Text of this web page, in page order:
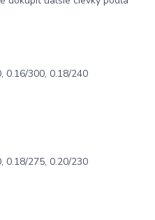
0.16/300, 0.18/240
0.18/275, 0.20/230